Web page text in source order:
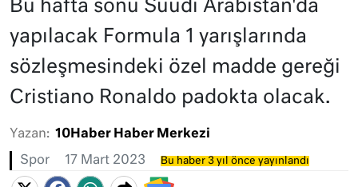
Bu hafta sonu Suudi Arabistan'da
yapılacak Formula 1 yarışlarında
sözleşmesindeki özel madde gereği
Cristiano Ronaldo padokta olacak.
Yazan: 10Haber Haber Merkezi
Spor 17 Mart 2023 Bu haber 3 yıl önce yayınlandı